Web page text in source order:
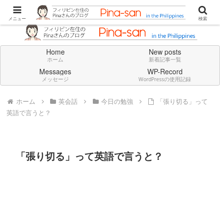
Don't think deeply. Feel always in English.
Home
ホーム
New posts
新着記事一覧
Messages
メッセージ
WP-Record
WordPressの使用記録
ホーム 英会話 今日の勉強
「張り切る」って
英語で言うと？
「張り切る」って英語で言うと？
メニュー 検索